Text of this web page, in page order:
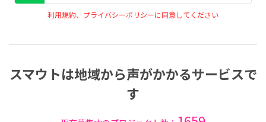
利用規約、プライバシーポリシーに同意してください
スマウトは地域から声がかかるサービスで
す